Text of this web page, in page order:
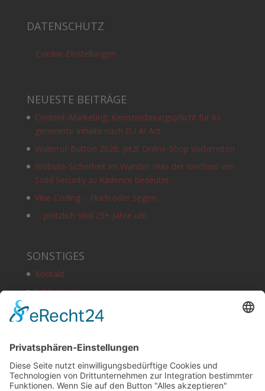
DATENSCHUTZ
Cookie-Einstellungen
NEUESTE BEITRÄGE
Content-Marketing: Kennzeichnungspflicht für KI-
generierte Inhalte nach EU AI Act
Widerruf-Button 2026: Jetzt Online-Shop vorbereiten
Website-Sicherheit im Wandel: Was der Wechsel von
Solid Security zu Kadence bedeutet
Vibe-Coding – Fluch oder Segen.
… plötzlich sind 25+ Jahre um
SONSTIGES
Kontakt
Schlagworte
Impressum
Copyright
HOSTING